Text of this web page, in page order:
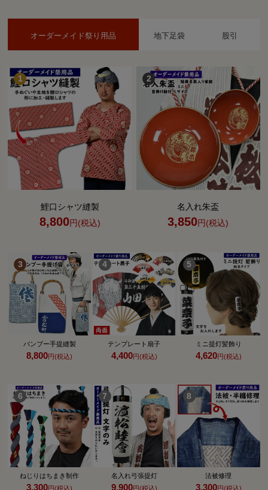
オーダーメイド祭り用品 地下足袋 股引
鯉口シャツ縫製
8,800円(税込)
名入れ朱盃
3,850円(税込)
バンブー手提縫製
8,800円(税込)
テンプレート扇子
4,400円(税込)
ミニ提灯髪飾り
4,620円(税込)
ねじりはちまき制作
3,300円(税込)
名入れ弓張提灯
9,900円(税込)
法被修理
3,300円(税込)